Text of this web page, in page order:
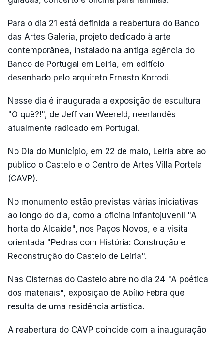
Para o dia 21 está definida a reabertura do Banco
das Artes Galeria, projeto dedicado à arte
contemporânea, instalado na antiga agência do
Banco de Portugal em Leiria, em edifício
desenhado pelo arquiteto Ernesto Korrodi.
Nesse dia é inaugurada a exposição de escultura
"O quê?!", de Jeff van Weereld, neerlandês
atualmente radicado em Portugal.
No Dia do Município, em 22 de maio, Leiria abre ao
público o Castelo e o Centro de Artes Villa Portela
(CAVP).
No monumento estão previstas várias iniciativas
ao longo do dia, como a oficina infantojuvenil "A
horta do Alcaide", nos Paços Novos, e a visita
orientada "Pedras com História: Construção e
Reconstrução do Castelo de Leiria".
Nas Cisternas do Castelo abre no dia 24 "A poética
dos materiais", exposição de Abílio Febra que
resulta de uma residência artística.
A reabertura do CAVP coincide com a inauguração